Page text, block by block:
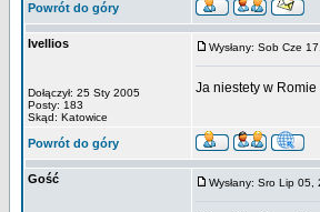
Powrót do góry
Ivellios
Dołączył: 25 Sty 2005
Posty: 183
Skąd: Katowice
Wysłany: Sob Cze
Ja niestety w
Powrót do góry
Gość Wysłany: Sro Lip